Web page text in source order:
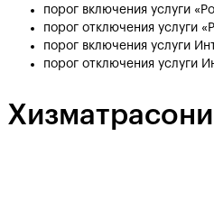
порог включения услуги
порог отключения услуги
порог включения услуги
порог отключения услуги